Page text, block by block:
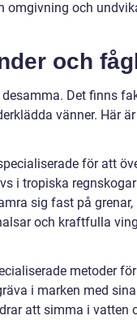
omgivning och
och
Det finns
vänner. Här
för att
i tropiska
sig fast på grenar,
och kraftfulla
metoder
i marken med
att simma i vatten